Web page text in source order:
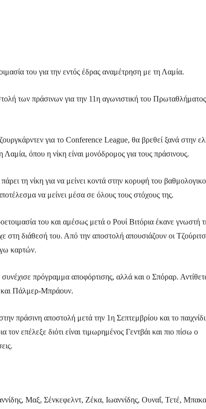
του για την εντός έδρας αναμέτρηση με τη Λαμία.
των πράσινων για την 11η αγωνιστική του
για το Conference League, θα βρεθεί ξανά στην
Λαμία, όπου η νίκη είναι μονόδρομος για τους πράσινους.
τη νίκη για να μείνει κοντά στην κορυφή του
να μείνει μέσα σε όλους τους στόχους της.
του και αμέσως μετά ο Ρουί Βιτόρια έκανε γνωστή
στη διάθεσή του. Από την αποστολή απουσιάζουν οι
καρτών.
πρόγραμμα αποφόρτισης, αλλά και ο Σπόραρ.
και Πάλμερ-Μπράουν.
πράσινη αποστολή μετά την 1η Σεπτεμβρίου και το
επέλεξε διότι είναι τιμωρημένος Γεντβάι και πιο πίσω ο
Μαξ, Σένκεφελντ, Ζέκα, Ιωαννίδης, Ουναΐ, Τετέ,